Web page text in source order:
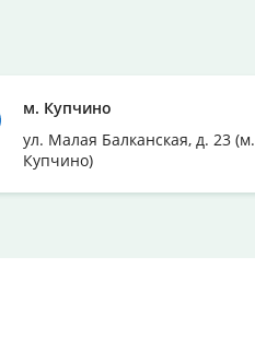
м. Купчино
ул. Малая Балканская, д. 23 (м.
Купчино)